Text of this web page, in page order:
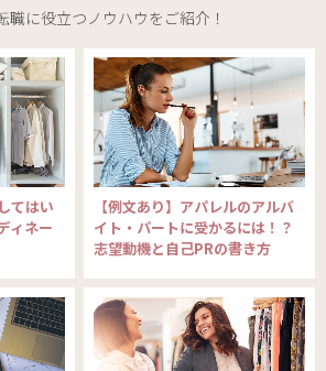
職に役立つノウハウをご紹介！
てはい
ィネー
【例文あり】アパレルのアルバ
イト・パートに受かるには！？
志望動機と自己PRの書き方